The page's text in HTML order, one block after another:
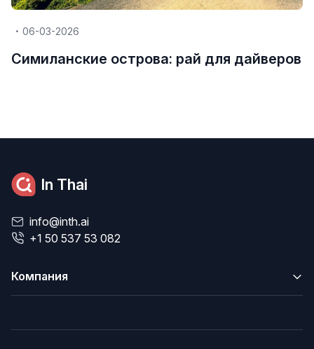
06-03-2026
Симиланские острова: рай для дайверов
In Thai
info@inth.ai
+1 50 537 53 082
Компания